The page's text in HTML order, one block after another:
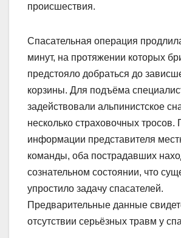
происшествия.
Спасательная операция
минут, на протяжении которых
предстояло добраться до
корзины. Для подъёма
задействовали альпинистское
несколько страховочных тросов.
информации представителя
команды, оба пострадавших
сознательном состоянии, что
упростило задачу спасателей.
Предварительные данные
отсутствии серьёзных травм у